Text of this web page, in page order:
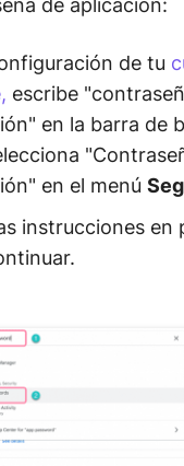
de aplicación:
de tu
escribe
en la barra de
en el menú
instrucciones en